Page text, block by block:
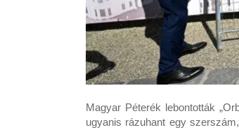
Magyar Péterék lebontották
ugyanis rázuhant egy